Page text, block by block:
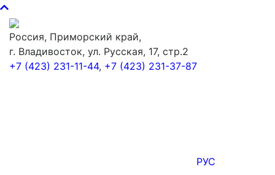
Россия, Приморский край,
г. Владивосток, ул. Русская, 17, стр.2
+7 (423) 231-11-44, +7 (423) 231-37-87
РУС